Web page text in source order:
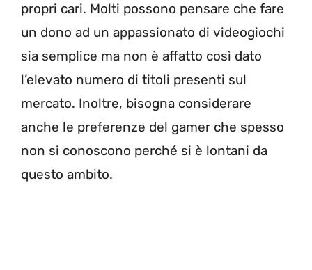
propri cari. Molti possono pensare che fare
un dono ad un appassionato di videogiochi
sia semplice ma non è affatto così dato
l’elevato numero di titoli presenti sul
mercato. Inoltre, bisogna considerare
anche le preferenze del gamer che spesso
non si conoscono perché si è lontani da
questo ambito.